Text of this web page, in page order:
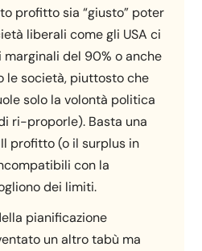
profitto sia “giusto” poter
liberali come gli USA ci
del 90% o anche
le società, piuttosto che
solo la volontà politica
ri-proporle). Basta una
profitto (o il surplus in
con la
dei limiti.
pianificazione
un altro tabù ma